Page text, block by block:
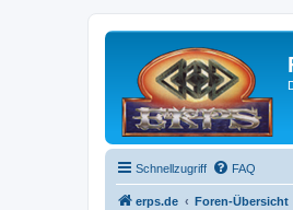
Schnellzugriff FAQ
erps.de Foren-Übersicht